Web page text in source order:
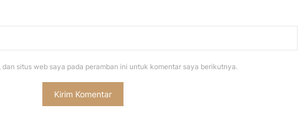
dan situs web saya pada peramban ini untuk komentar saya berikutnya.